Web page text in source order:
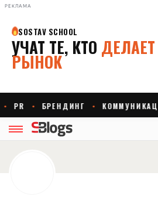
РЕКЛАМА